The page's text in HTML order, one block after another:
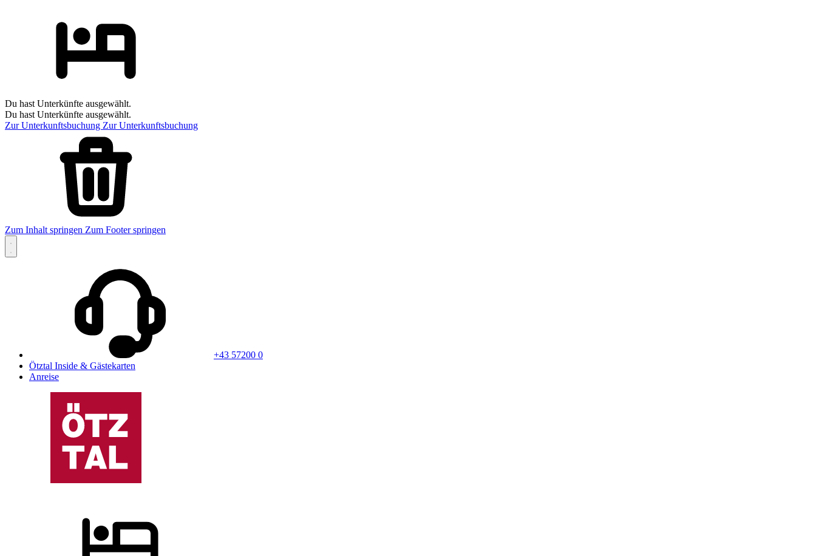
Du hast Unterkünfte ausgewählt.
Du hast Unterkünfte ausgewählt.
Zur Unterkunftsbuchung Zur Unterkunftsbuchung
Zum Inhalt springen Zum Footer springen
+43 57200 0
Ötztal Inside & Gästekarten
Anreise